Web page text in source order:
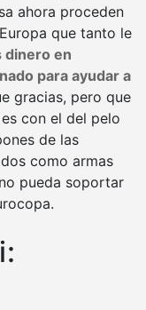
ahora proceden
que tanto le
dinero en
para ayudar a
gracias, pero que
con el del pelo
de las
como armas
pueda soportar